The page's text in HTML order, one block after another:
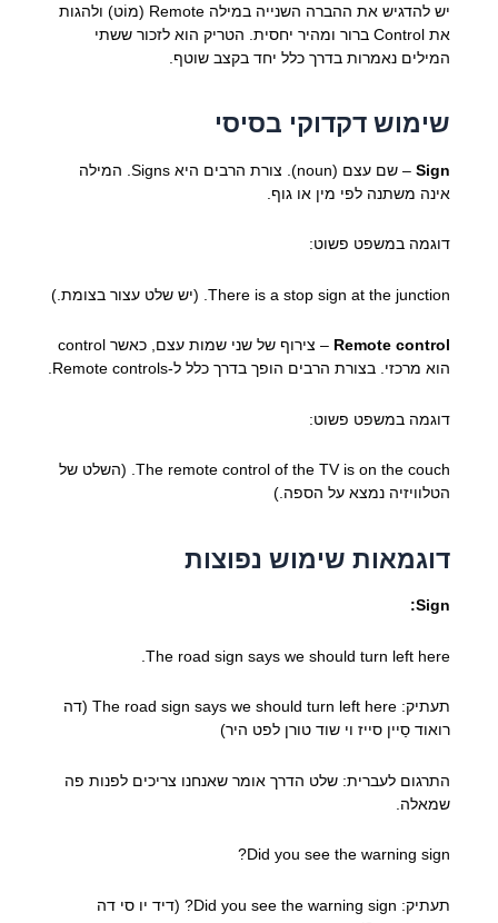
יש להדגיש את ההברה השנייה במילה Remote (מוֹט) ולהגות
את Control ברור ומהיר יחסית. הטריק הוא לזכור ששתי
המילים נאמרות בדרך כלל יחד בקצב שוטף.
שימוש דקדוקי בסיסי
Sign
– שם עצם (noun). צורת הרבים היא Signs. המילה
אינה משתנה לפי מין או גוף.
דוגמה במשפט פשוט:
There is a stop sign at the junction. (יש שלט עצור בצומת.)
Remote control
– צירוף של שני שמות עצם, כאשר control
הוא מרכזי. בצורת הרבים הופך בדרך כלל ל-Remote controls.
דוגמה במשפט פשוט:
The remote control of the TV is on the couch. (השלט של
הטלוויזיה נמצא על הספה.)
דוגמאות שימוש נפוצות
Sign:
The road sign says we should turn left here.
תעתיק: The road sign says we should turn left here (דה
רואוד סַיין סייז וי שוד טורן לפט היר)
התרגום לעברית: שלט הדרך אומר שאנחנו צריכים לפנות פה
שמאלה.
Did you see the warning sign?
תעתיק: Did you see the warning sign? (דיד יו סי דה